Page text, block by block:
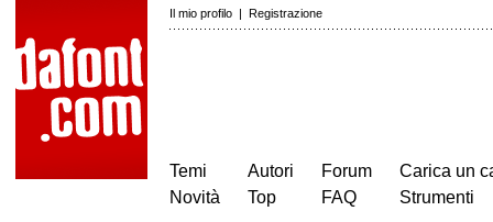
Il mio profilo | Registrazione
Temi
Novità
Autori
Top
Forum
FAQ
Carica un
Strumenti